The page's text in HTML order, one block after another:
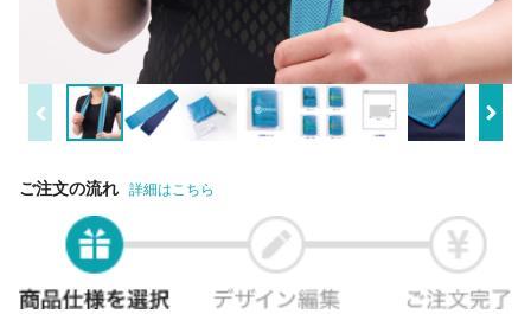
ご注文の流れ 詳細はこちら